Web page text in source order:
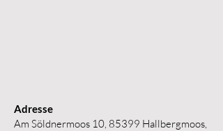
Adresse
Am Söldnermoos 10, 85399 Hallbergmoos,